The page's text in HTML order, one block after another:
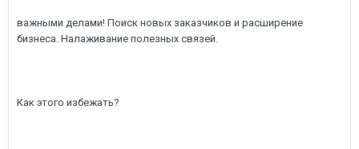
важными делами! Поиск новых заказчиков и расширение
бизнеса. Налаживание полезных связей.
Как этого избежать?